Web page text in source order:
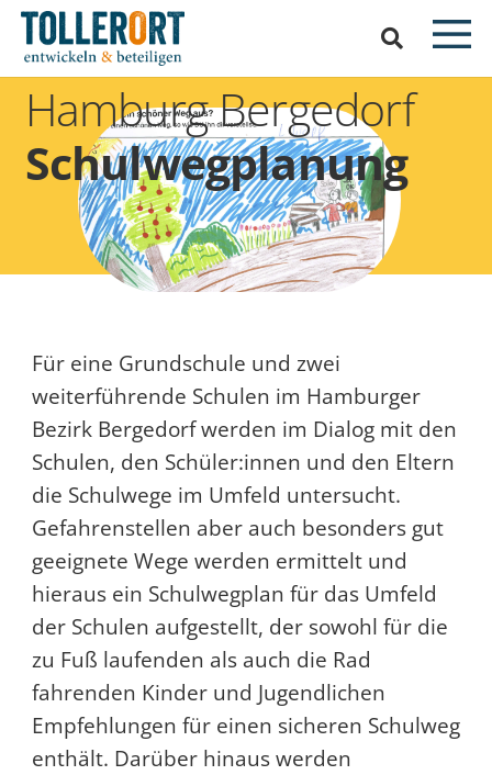
Hamburg Bergedorf
Schulwegplanung
Für eine Grundschule und zwei
weiterführende Schulen im Hamburger
Bezirk Bergedorf werden im Dialog mit den
Schulen, den Schüler:innen und den Eltern
die Schulwege im Umfeld untersucht.
Gefahrenstellen aber auch besonders gut
geeignete Wege werden ermittelt und
hieraus ein Schulwegplan für das Umfeld
der Schulen aufgestellt, der sowohl für die
zu Fuß laufenden als auch die Rad
fahrenden Kinder und Jugendlichen
Empfehlungen für einen sicheren Schulweg
enthält. Darüber hinaus werden